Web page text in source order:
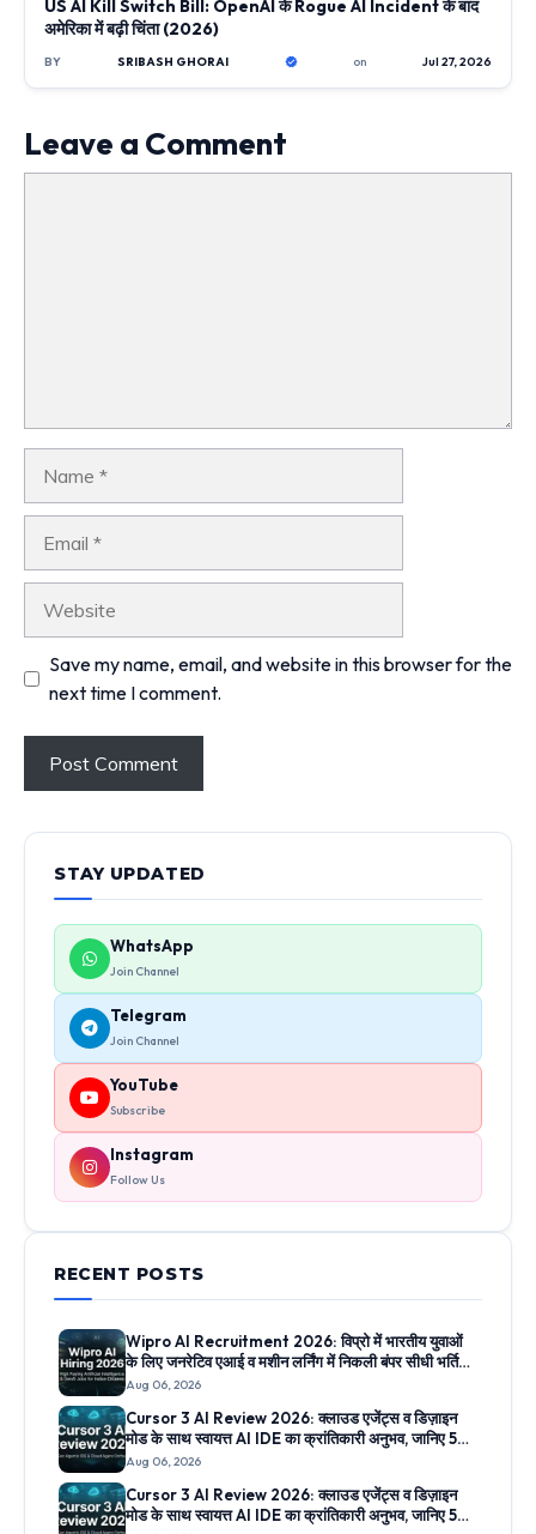
US AI Kill Switch Bill: OpenAI के Rogue AI Incident के बाद
अमेरिका में बढ़ी चिंता (2026)
BY SRIBASH GHORAI on Jul 27, 2026
Leave a Comment
Save my name, email, and website in this browser for the
next time I comment.
STAY UPDATED
WhatsApp
Join Channel
Telegram
Join Channel
YouTube
Subscribe
Instagram
Follow Us
RECENT POSTS
Wipro AI Recruitment 2026: विप्रो में भारतीय युवाओं
के लिए जनरेटिव एआई व मशीन लर्निंग में निकली बंपर सीधी भर्तियां,
जानिए आवेदन लिंक
Aug 06, 2026
Cursor 3 AI Review 2026: क्लाउड एजेंट्स व डिज़ाइन
मोड के साथ स्वायत्त AI IDE का क्रांतिकारी अनुभव, जानिए 5
सबसे बड़े फीचर्स
Aug 06, 2026
Cursor 3 AI Review 2026: क्लाउड एजेंट्स व डिज़ाइन
मोड के साथ स्वायत्त AI IDE का क्रांतिकारी अनुभव, जानिए 5